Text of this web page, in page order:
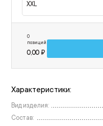
XXL
0
позиций
0,00 ₽
Характеристики:
Вид изделия:
Состав: